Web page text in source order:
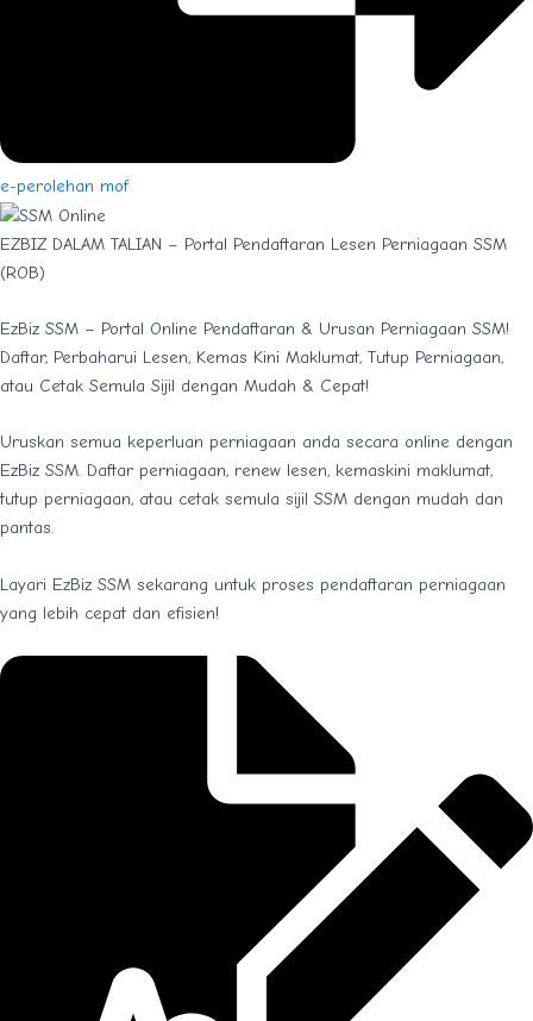
e-perolehan mof
EZBIZ DALAM TALIAN – Portal Pendaftaran Lesen Perniagaan SSM
(ROB)
EzBiz SSM – Portal Online Pendaftaran & Urusan Perniagaan SSM!
Daftar, Perbaharui Lesen, Kemas Kini Maklumat, Tutup Perniagaan,
atau Cetak Semula Sijil dengan Mudah & Cepat!
Uruskan semua keperluan perniagaan anda secara online dengan
EzBiz SSM. Daftar perniagaan, renew lesen, kemaskini maklumat,
tutup perniagaan, atau cetak semula sijil SSM dengan mudah dan
pantas.
Layari EzBiz SSM sekarang untuk proses pendaftaran perniagaan
yang lebih cepat dan efisien!